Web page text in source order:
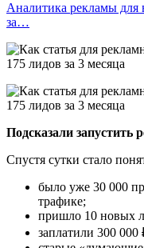
Аналитика рекламы для
за…
Подсказали запустить
Спустя сутки стало
было уже 30 000
трафике;
пришло 10 новых
заплатили 300